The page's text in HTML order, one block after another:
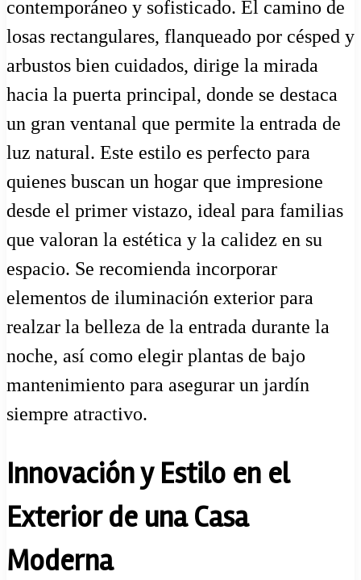
contemporáneo y sofisticado. El camino de
losas rectangulares, flanqueado por césped y
arbustos bien cuidados, dirige la mirada
hacia la puerta principal, donde se destaca
un gran ventanal que permite la entrada de
luz natural. Este estilo es perfecto para
quienes buscan un hogar que impresione
desde el primer vistazo, ideal para familias
que valoran la estética y la calidez en su
espacio. Se recomienda incorporar
elementos de iluminación exterior para
realzar la belleza de la entrada durante la
noche, así como elegir plantas de bajo
mantenimiento para asegurar un jardín
siempre atractivo.
Innovación y Estilo en el
Exterior de una Casa
Moderna